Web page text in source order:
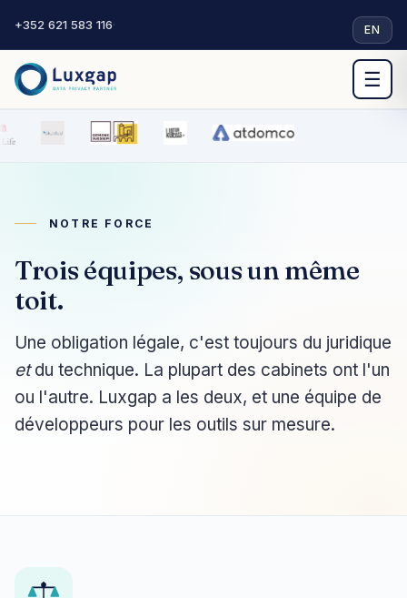
+352 621 583 116· EN
☰
NOTRE FORCE
Trois équipes, sous un même
toit.
Une obligation légale, c'est toujours du juridique
etdu technique. La plupart des cabinets ont l'un
ou l'autre. Luxgap a les deux, et une équipe de
développeurs pour les outils sur mesure.